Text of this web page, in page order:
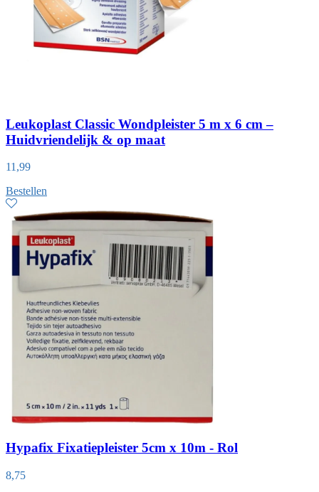
Leukoplast Classic Wondpleister 5 m x 6 cm –
Huidvriendelijk & op maat
11,99
Bestellen
Hypafix Fixatiepleister 5cm x 10m - Rol
8,75